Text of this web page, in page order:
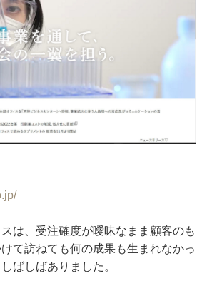
は、受注確度が曖昧なまま顧客のも
て訪ねても何の成果も生まれなかっ
ばしばありました。